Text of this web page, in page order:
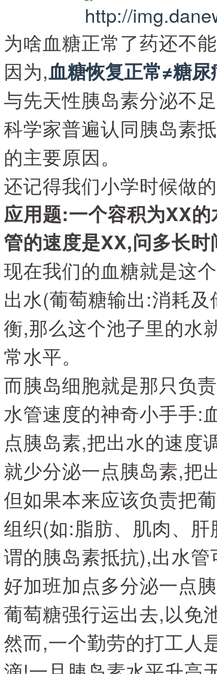
为啥血糖正常了药还不
因为,血糖恢复正常≠糖
与先天性胰岛素分泌不
科学家普遍认同胰岛素
的主要原因。
还记得我们小学时候做
应用题:一个容积为XX
管的速度是XX,问多长
现在我们的血糖就是这
出水(葡萄糖输出:消耗
衡,那么这个池子里的水
常水平。
而胰岛细胞就是那只负
水管速度的神奇小手手:
点胰岛素,把出水的速度
就少分泌一点胰岛素,把
但如果本来应该负责把
组织(如:脂肪、肌肉、
谓的胰岛素抵抗),出水
好加班加点多分泌一点
葡萄糖强行运出去,以免
然而,一个勤劳的打工人